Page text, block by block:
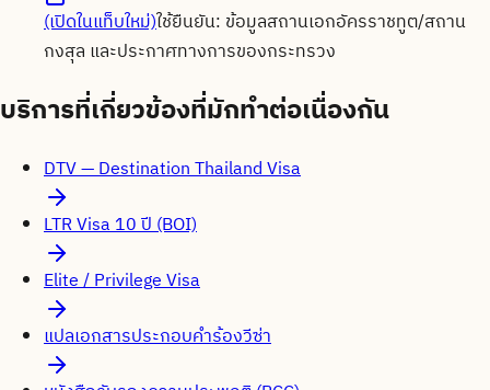
(เปิดในแท็บใหม่)ใช้ยืนยัน: ข้อมูลสถานเอกอัครราชทูต/สถาน
กงสุล และประกาศทางการของกระทรวง
บริการที่เกี่ยวข้องที่มักทำต่อเนื่องกัน
DTV — Destination Thailand Visa
LTR Visa 10 ปี (BOI)
Elite / Privilege Visa
แปลเอกสารประกอบคำร้องวีซ่า